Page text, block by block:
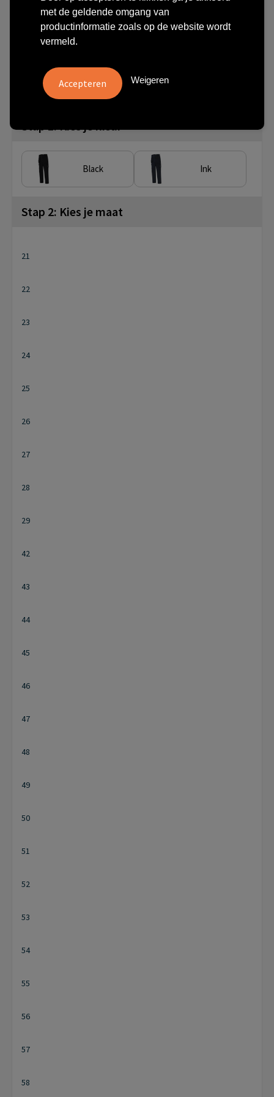
Redefined Tool Pockets
€ 56,21 vanaf
Stap 1: Kies je kleur
Black Ink
Stap 2: Kies je maat
21
22
23
24
25
26
27
28
29
42
43
44
45
46
47
48
49
50
51
52
53
54
55
56
57
58
met de geldende omgang van
productinformatie zoals op de website wordt
vermeld.
Weigeren